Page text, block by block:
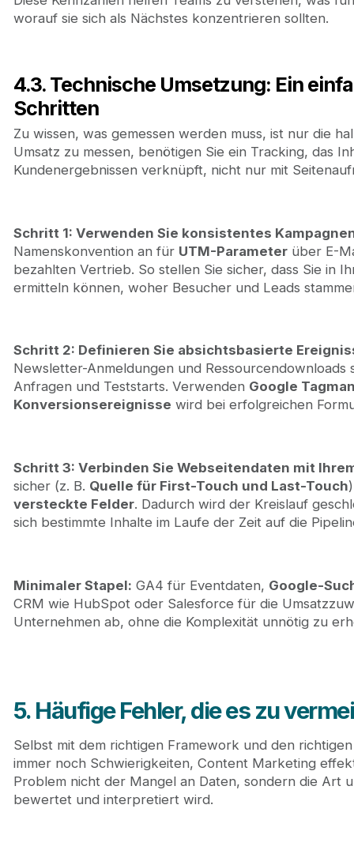
worauf sie sich als Nächstes konzentrieren sollten.
4.3. Technische Umsetzung: Ein
Schritten
Zu wissen, was gemessen werden muss, ist nur die
Umsatz zu messen, benötigen Sie ein Tracking, das
Kundenergebnissen verknüpft, nicht nur mit
Schritt 1: Verwenden Sie konsistentes
Namenskonvention an für UTM-Parameterüber E-
bezahlten Vertrieb. So stellen Sie sicher, dass Sie in
ermitteln können, woher Besucher und Leads
Schritt 2: Definieren Sie absichtsbasierte
Newsletter-Anmeldungen und
Anfragen und Teststarts. Verwenden Google
Konversionsereignisse wird bei erfolgreichen
Schritt 3: Verbinden Sie Webseitendaten mit
sicher (z. B. Quelle für First-Touch und Last-Touch
versteckte Felder. Dadurch wird der Kreislauf
sich bestimmte Inhalte im Laufe der Zeit auf die
Minimaler Stapel: GA4 für Eventdaten, Google-
CRM wie HubSpot oder Salesforce für die
Unternehmen ab, ohne die Komplexität unnötig zu
5. Häufige Fehler, die es zu
Selbst mit dem richtigen Framework und den
immer noch Schwierigkeiten, Content Marketing
Problem nicht der Mangel an Daten, sondern die Art
bewertet und interpretiert wird.